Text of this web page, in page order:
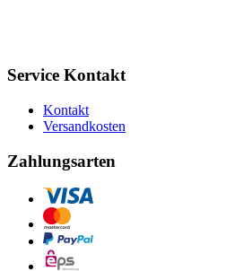
Service Kontakt
Kontakt
Versandkosten
Zahlungsarten